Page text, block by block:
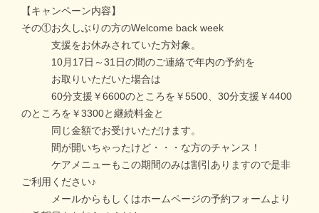
【キャンペーン内容】
その①お久しぶりの方のWelcome back week
支援をお休みされていた方対象。
10月17日～31日の間のご連絡で年内の予約を
お取りいただいた場合は
60分支援￥6600のところを￥5500、30分支援￥4400
のところを￥3300と継続料金と
同じ金額でお受けいただけます。
間が開いちゃったけど・・・な方のチャンス！
ケアメニューもこの期間のみは割引ありますので是非
ご利用ください♪
メールからもしくはホームページの予約フォームより